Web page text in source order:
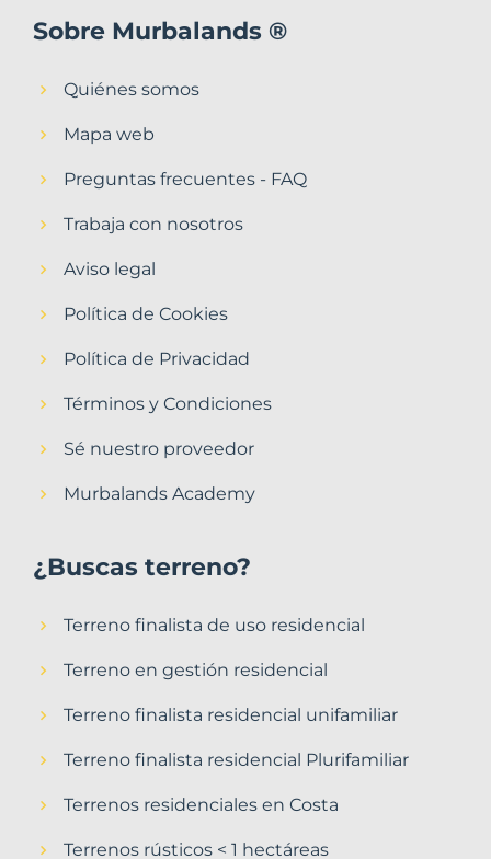
Sobre Murbalands ®
Quiénes somos
Mapa web
Preguntas frecuentes - FAQ
Trabaja con nosotros
Aviso legal
Política de Cookies
Política de Privacidad
Términos y Condiciones
Sé nuestro proveedor
Murbalands Academy
¿Buscas terreno?
Terreno finalista de uso residencial
Terreno en gestión residencial
Terreno finalista residencial unifamiliar
Terreno finalista residencial Plurifamiliar
Terrenos residenciales en Costa
Terrenos rústicos < 1 hectáreas